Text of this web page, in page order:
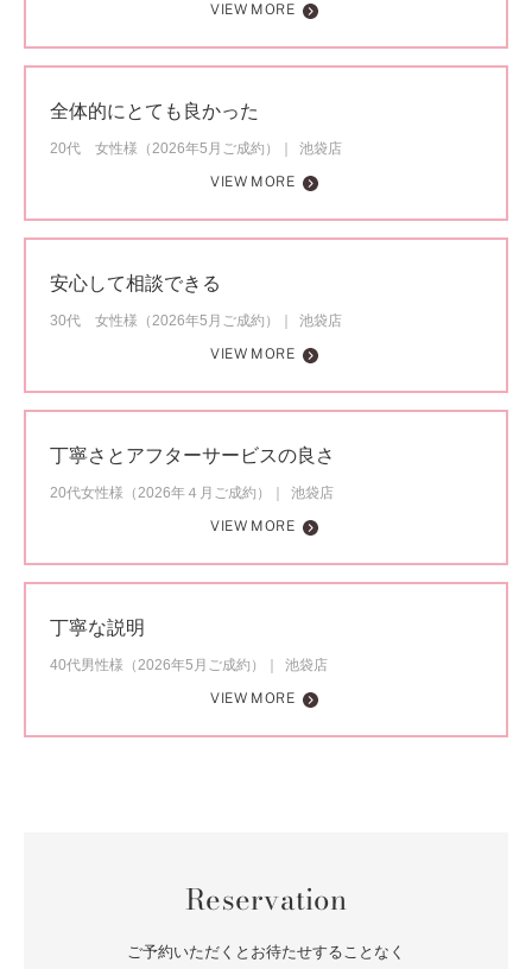
VIEW MORE
全体的にとても良かった
20代 女性様（2026年5月ご成約）
池袋店
VIEW MORE
安心して相談できる
30代 女性様（2026年5月ご成約）
池袋店
VIEW MORE
丁寧さとアフターサービスの良さ
20代女性様（2026年４月ご成約）
池袋店
VIEW MORE
丁寧な説明
40代男性様（2026年5月ご成約）
池袋店
VIEW MORE
Reservation
ご予約いただくとお待たせすることなく